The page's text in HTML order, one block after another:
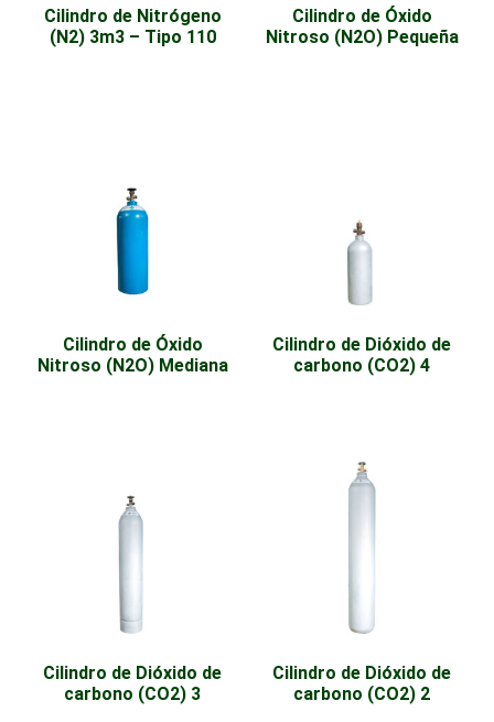
Cilindro de Nitrógeno
(N2) 3m3 – Tipo 110
Cilindro de Óxido
Nitroso (N2O) Pequeña
Cilindro de Óxido
Nitroso (N2O) Mediana
Cilindro de Dióxido de
carbono (CO2) 4
Cilindro de Dióxido de
carbono (CO2) 3
Cilindro de Dióxido de
carbono (CO2) 2